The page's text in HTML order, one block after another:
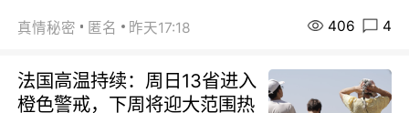
真情秘密 匿名 昨天17:18 406 4
法国高温持续：周日13省进入
橙色警戒，下周将迎大范围热